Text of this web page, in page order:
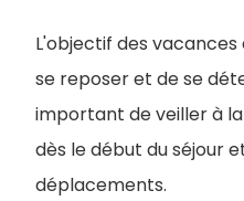
L'objectif des
se reposer et de se
important de veiller à
dès le début du séjour
déplacements.